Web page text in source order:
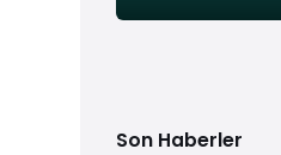
Son Haberler